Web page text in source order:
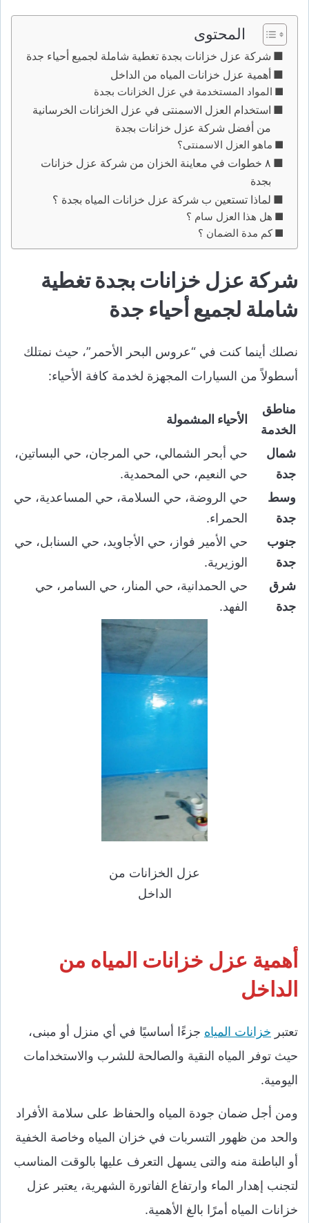
المحتوى
شركة عزل خزانات بجدة تغطية شاملة لجميع أحياء جدة
أهمية عزل خزانات المياه من الداخل
المواد المستخدمة في عزل الخزانات بجدة
استخدام العزل الاسمنتى في عزل الخزانات الخرسانية
من أفضل شركة عزل خزانات بجدة
ماهو العزل الاسمنتى؟
٨ خطوات في معاينة الخزان من شركة عزل خزانات
بجدة
لماذا تستعين ب شركة عزل خزانات المياه بجدة ؟
هل هذا العزل سام ؟
كم مدة الضمان ؟
شركة عزل خزانات بجدة تغطية
شاملة لجميع أحياء جدة
نصلك أينما كنت في “عروس البحر الأحمر”، حيث نمتلك
أسطولاً من السيارات المجهزة لخدمة كافة الأحياء:
مناطق
الخدمة
الأحياء المشمولة
شمال
جدة
حي أبحر الشمالي، حي المرجان، حي البساتين،
حي النعيم، حي المحمدية.
وسط
جدة
حي الروضة، حي السلامة، حي المساعدية، حي
الحمراء.
جنوب
جدة
حي الأمير فواز، حي الأجاويد، حي السنابل، حي
الوزيرية.
شرق
جدة
حي الحمدانية، حي المنار، حي السامر، حي
الفهد.
عزل الخزانات من
الداخل
أهمية عزل خزانات المياه من
الداخل
تعتبر خزانات المياه جزءًا أساسيًا في أي منزل أو مبنى،
حيث توفر المياه النقية والصالحة للشرب والاستخدامات
اليومية.
ومن أجل ضمان جودة المياه والحفاظ على سلامة الأفراد
والحد من ظهور التسربات في خزان المياه وخاصة الخفية
أو الباطنة منه والتى يسهل التعرف عليها بالوقت المناسب
لتجنب إهدار الماء وارتفاع الفاتورة الشهرية، يعتبر عزل
خزانات المياه أمرًا بالغ الأهمية.